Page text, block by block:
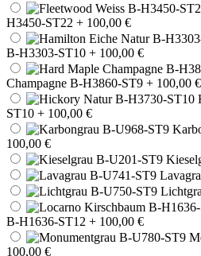
H3450-ST22 + 100,00 €
B-H3303-ST10 + 100,00 €
Champagne B-H3860-ST9 + 100,00 €
ST10 + 100,00 €
100,00 €
B-H1636-ST12 + 100,00 €
100,00 €